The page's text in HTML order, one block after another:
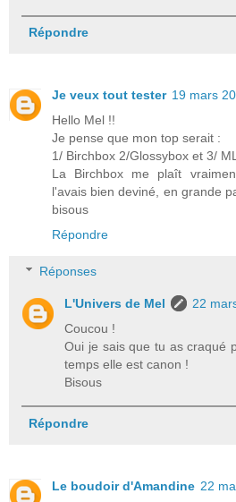
Répondre
Je veux tout tester 19 mars
Hello Mel !!
Je pense que mon top serait :
1/ Birchbox 2/Glossybox et 3/
La Birchbox me plaît
l'avais bien deviné, en grande
bisous
Répondre
Réponses
L'Univers de Mel
22
Coucou !
Oui je sais que tu as craqué
temps elle est canon !
Bisous
Répondre
Le boudoir d'Amandine 22